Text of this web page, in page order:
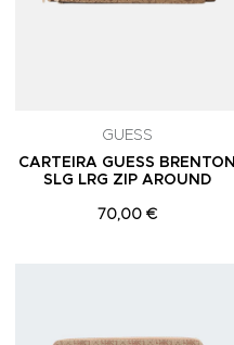
GUESS
CARTEIRA GUESS BRENTON
SLG LRG ZIP AROUND
70,00 €